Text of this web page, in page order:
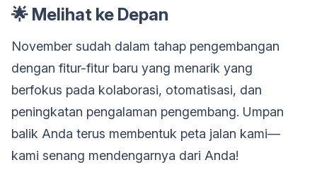
🌟 Melihat ke Depan
November sudah dalam tahap pengembangan
dengan fitur-fitur baru yang menarik yang
berfokus pada kolaborasi, otomatisasi, dan
peningkatan pengalaman pengembang. Umpan
balik Anda terus membentuk peta jalan kami—
kami senang mendengarnya dari Anda!